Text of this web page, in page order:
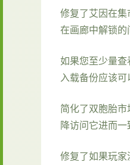
修复了艾因在
在画廊中解锁的
如果您至少量查
入载备份应该可
简化了双胞胎
降访问它进而一
修复了如果玩